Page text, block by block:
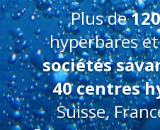
Plus de
hyperbares
sociétés
40 centres
Suisse,